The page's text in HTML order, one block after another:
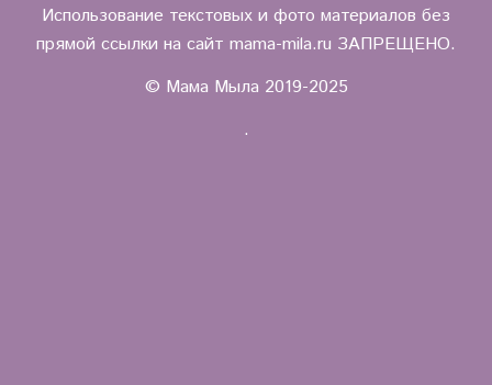
Использование текстовых и фото материалов без
прямой ссылки на сайт mama-mila.ru ЗАПРЕЩЕНО.
© Мама Мыла 2019-2025
.